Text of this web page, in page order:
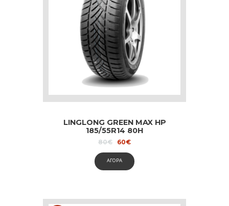
LINGLONG GREEN MAX HP
185/55R14 80H
80€
Original
was:
80€.
60€Current
is:
60€.
ΑΓΟΡΑ